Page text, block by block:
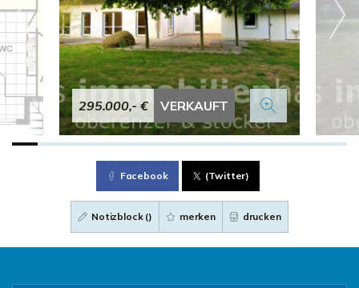
295.000,- € VERKAUFT
Facebook (Twitter)
Notizblock () merken drucken